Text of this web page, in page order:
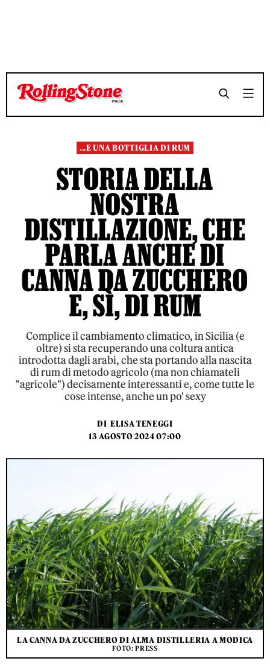
TEMPO DI LETTURA 16 MINUTI SHARE
TEMPO DI LETTURA 16 MINUTI SHARE
...E UNA BOTTIGLIA DI RUM
STORIA DELLA
NOSTRA
DISTILLAZIONE, CHE
PARLA ANCHE DI
CANNA DA ZUCCHERO
E, SÌ, DI RUM
Complice il cambiamento climatico, in Sicilia (e
oltre) si sta recuperando una coltura antica
introdotta dagli arabi, che sta portando alla nascita
di rum di metodo agricolo (ma non chiamateli
"agricole") decisamente interessanti e, come tutte le
cose intense, anche un po' sexy
DI ELISA TENEGGI
13 AGOSTO 2024 07:00
LA CANNA DA ZUCCHERO DI ALMA DISTILLERIA A MODICA
FOTO: PRESS